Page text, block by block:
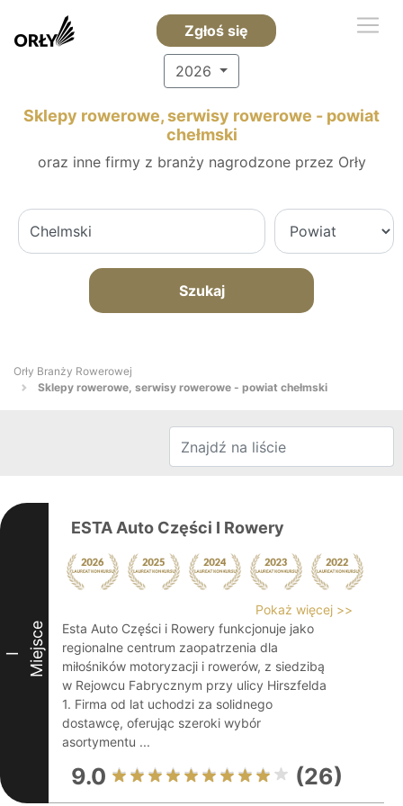
Zgłoś się
2026
Sklepy rowerowe, serwisy rowerowe - powiat
chełmski
oraz inne firmy z branży nagrodzone przez Orły
Szukaj
Orły Branży Rowerowej
Sklepy rowerowe, serwisy rowerowe - powiat chełmski
I Miejsce
ESTA Auto Części I Rowery
Pokaż więcej >>
Esta Auto Części i Rowery funkcjonuje jako
regionalne centrum zaopatrzenia dla
miłośników motoryzacji i rowerów, z siedzibą
w Rejowcu Fabrycznym przy ulicy Hirszfelda
1. Firma od lat uchodzi za solidnego
dostawcę, oferując szeroki wybór
asortymentu ...
9.0 (26)